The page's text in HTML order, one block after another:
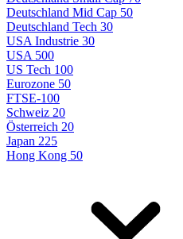
Deutschland Mid Cap 50
Deutschland Tech 30
USA Industrie 30
USA 500
US Tech 100
Eurozone 50
FTSE-100
Schweiz 20
Österreich 20
Japan 225
Hong Kong 50